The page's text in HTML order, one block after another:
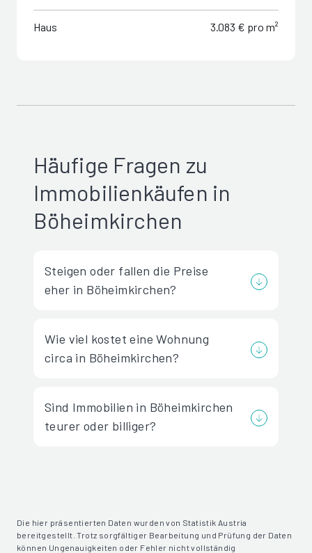
Haus 3.083 € pro m²
Häufige Fragen zu
Immobilienkäufen in
Böheimkirchen
Steigen oder fallen die Preise
eher in Böheimkirchen?
Wie viel kostet eine Wohnung
circa in Böheimkirchen?
Sind Immobilien in Böheimkirchen
teurer oder billiger?
Die hier präsentierten Daten wurden von Statistik Austria
bereitgestellt. Trotz sorgfältiger Bearbeitung und Prüfung der Daten
können Ungenauigkeiten oder Fehler nicht vollständig